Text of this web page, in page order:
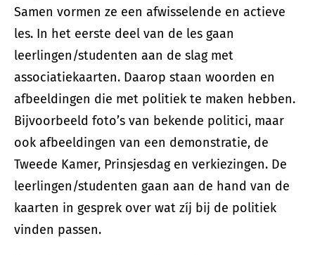
Samen vormen ze een afwisselende en actieve
les. In het eerste deel van de les gaan
leerlingen/studenten aan de slag met
associatiekaarten. Daarop staan woorden en
afbeeldingen die met politiek te maken hebben.
Bijvoorbeeld foto’s van bekende politici, maar
ook afbeeldingen van een demonstratie, de
Tweede Kamer, Prinsjesdag en verkiezingen. De
leerlingen/studenten gaan aan de hand van de
kaarten in gesprek over wat zíj bij de politiek
vinden passen.